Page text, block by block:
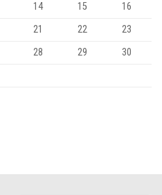
14 15
16
21 22
23
28 29
30